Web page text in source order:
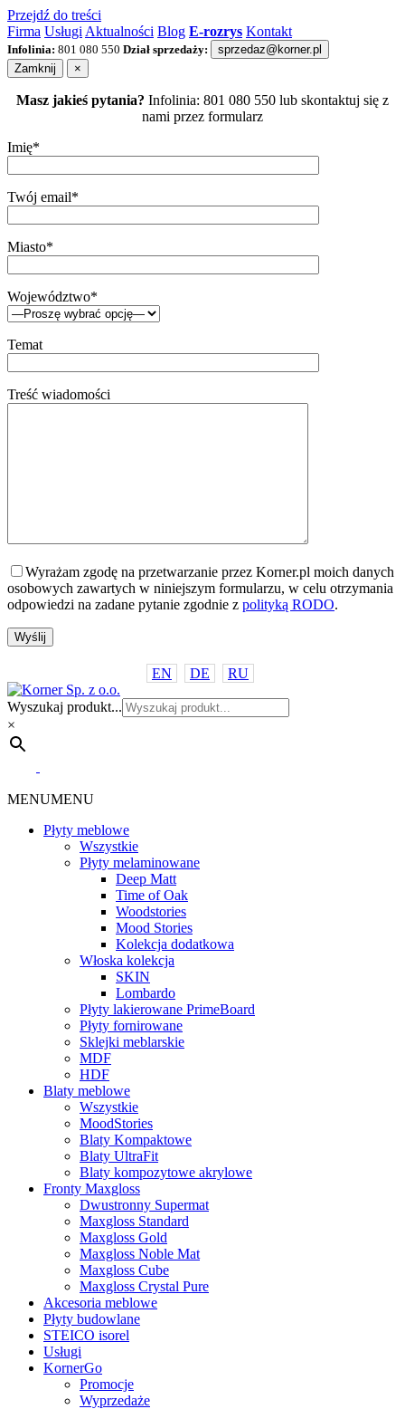
Przejdź do treści
Firma Usługi Aktualności Blog E-rozrys Kontakt
Infolinia: 801 080 550 Dział sprzedaży:
sprzedaz@korner.pl
Zamknij
×
Masz jakieś pytania? Infolinia: 801 080 550 lub skontaktuj się z
nami przez formularz
Imię*
Twój email*
Miasto*
Województwo*
Temat
Treść wiadomości
Wyrażam zgodę na przetwarzanie przez Korner.pl moich danych
osobowych zawartych w niniejszym formularzu, w celu otrzymania
odpowiedzi na zadane pytanie zgodnie z polityką RODO.
EN DE RU
Wyszukaj produkt...
×
MENUMENU
Płyty meblowe
Wszystkie
Płyty melaminowane
Deep Matt
Time of Oak
Woodstories
Mood Stories
Kolekcja dodatkowa
Włoska kolekcja
SKIN
Lombardo
Płyty lakierowane PrimeBoard
Płyty fornirowane
Sklejki meblarskie
MDF
HDF
Blaty meblowe
Wszystkie
MoodStories
Blaty Kompaktowe
Blaty UltraFit
Blaty kompozytowe akrylowe
Fronty Maxgloss
Dwustronny Supermat
Maxgloss Standard
Maxgloss Gold
Maxgloss Noble Mat
Maxgloss Cube
Maxgloss Crystal Pure
Akcesoria meblowe
Płyty budowlane
STEICO isorel
Usługi
KornerGo
Promocje
Wyprzedaże